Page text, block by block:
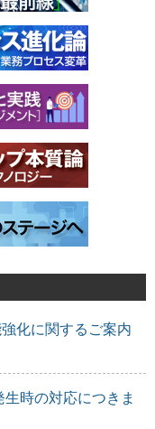
化に関するご案内
時の対応につきま